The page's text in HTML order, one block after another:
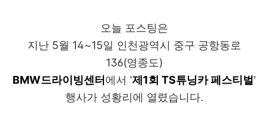
오늘 포스팅은
지난 5월 14~15일 인천광역시 중구 공항동로
136(영종도)
BMW드라이빙센터 에서 '제1회 TS튜닝카 페스티벌 '
행사가 성황리에 열렸습니다.